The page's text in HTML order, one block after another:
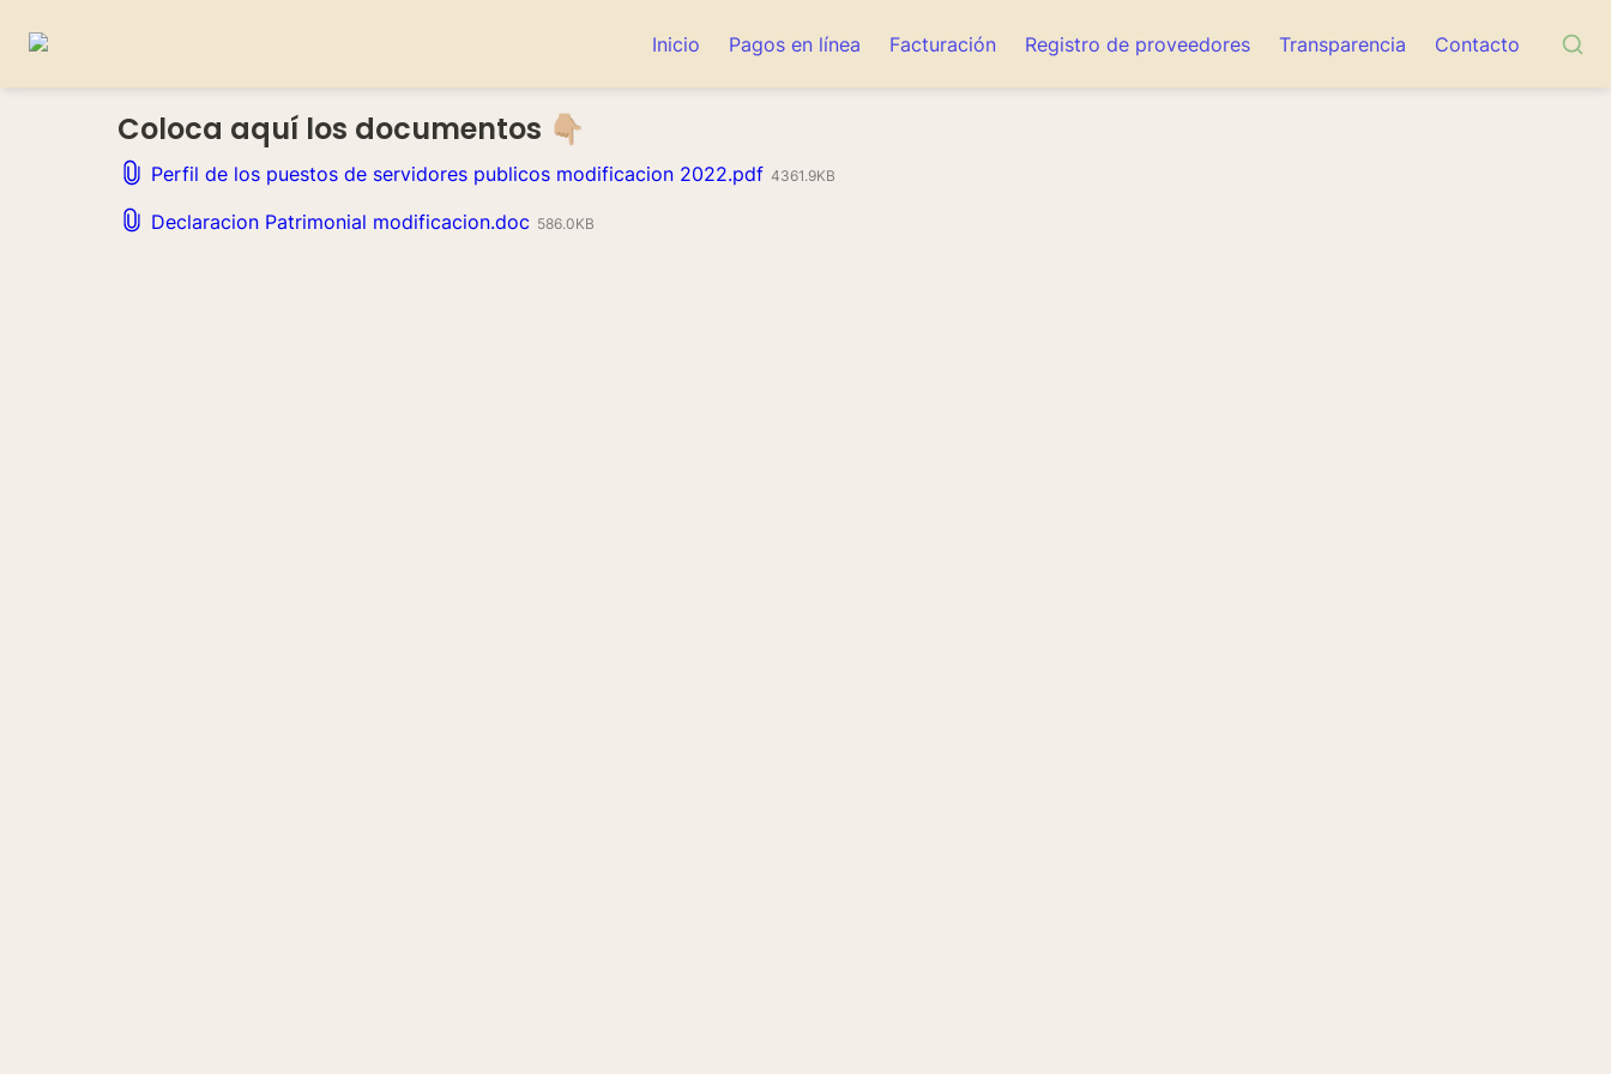
Inicio Pagos en línea Facturación Registro de proveedores Transparencia Contacto
Coloca aquí los documentos 👇🏼
Perfil de los puestos de servidores publicos modificacion 2022.pdf 4361.9KB
Declaracion Patrimonial modificacion.doc 586.0KB